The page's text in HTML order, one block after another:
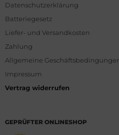
Datenschutzerklärung
Batteriegesetz
Liefer- und Versandkosten
Zahlung
Allgemeine
Impressum
Vertrag widerrufen
GEPRÜFTER ONLINESHOP